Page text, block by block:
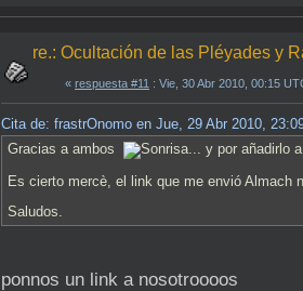
re.: Ocultación de las Pléyades y
« respuesta #11 : Vie, 30 Abr 2010, 00:15
Cita de: frastrOnomo en Jue, 29 Abr 2010,
Gracias a ambos
... y por añadirlo
Es cierto mercè, el link que me envió
Saludos.
ponnos un link a nosotroooos